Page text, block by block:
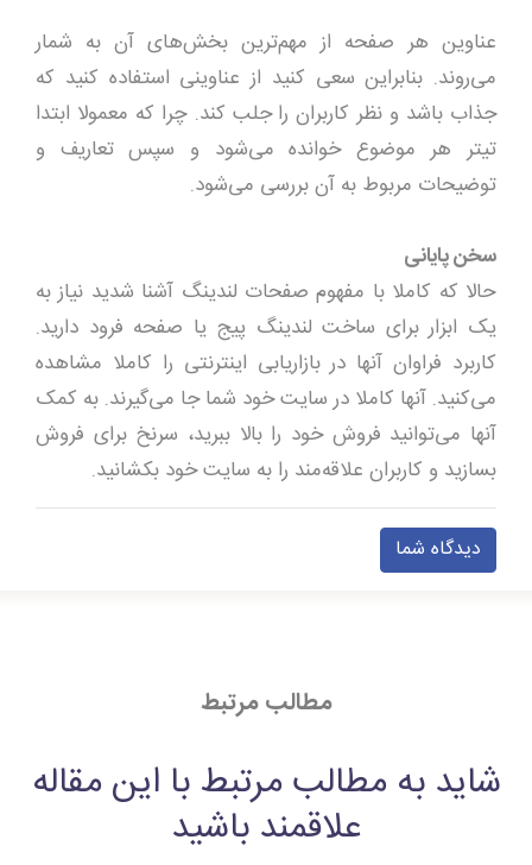
عناوین هر صفحه از مهم‌ترین بخش‌های آن به شمار
می‌روند. بنابراین سعی کنید از عناوینی استفاده کنید که
جذاب باشد و نظر کاربران را جلب کند. چرا که معمولا ابتدا
تیتر هر موضوع خوانده می‌شود و سپس تعاریف و
توضیحات مربوط به آن بررسی می‌شود.
سخن پایانی
حالا که کاملا با مفهوم صفحات لندینگ آشنا شدید نیاز به
یک ابزار برای ساخت لندینگ پیج یا صفحه فرود دارید.
کاربرد فراوان آنها در بازاریابی اینترنتی را کاملا مشاهده
می‌کنید. آنها کاملا در سایت خود شما جا می‌گیرند. به کمک
آنها می‌توانید فروش خود را بالا ببرید، سرنخ برای فروش
بسازید و کاربران علاقه‌مند را به سایت خود بکشانید.
دیدگاه شما
مطالب مرتبط
شاید به مطالب مرتبط با این مقاله
علاقمند باشید